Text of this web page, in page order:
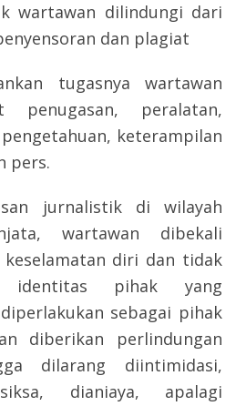
wartawan dilindungi dari
dan plagiat
tugasnya wartawan
penugasan, peralatan,
keterampilan
pers.
jurnalistik di wilayah
wartawan dibekali
keselamatan diri dan tidak
identitas pihak yang
sebagai pihak
diberikan perlindungan
dilarang diintimidasi,
dianiaya, apalagi